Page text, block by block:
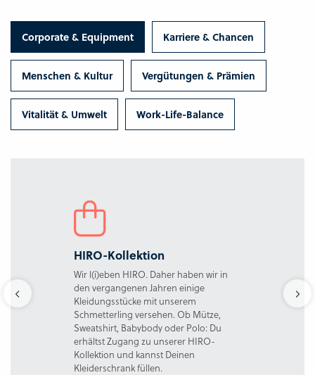
Corporate & Equipment Karriere & Chancen
Menschen & Kultur Vergütungen & Prämien
Vitalität & Umwelt Work-Life-Balance
HIRO-Kollektion
Wir l(i)eben HIRO. Daher haben wir in
den vergangenen Jahren einige
Kleidungsstücke mit unserem
Schmetterling versehen. Ob Mütze,
Sweatshirt, Babybody oder Polo: Du
erhältst Zugang zu unserer HIRO-
Kollektion und kannst Deinen
Kleiderschrank füllen.
sind